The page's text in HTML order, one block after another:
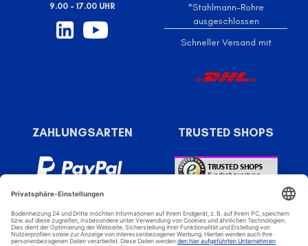
9.00 - 17.00 UHR
*Stahlmann-Rohre
ausgeschlossen
Schneller Versand mit
ZAHLUNGSARTEN TRUSTED SHOPS